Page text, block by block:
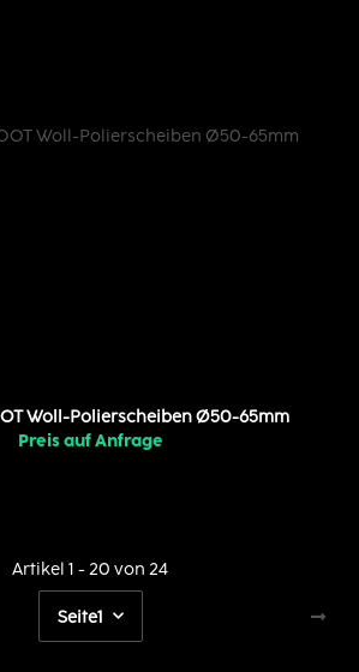
Woll-Polierscheiben Ø50-65mm
Preis auf Anfrage
Artikel 1 - 20 von 24
Seite1